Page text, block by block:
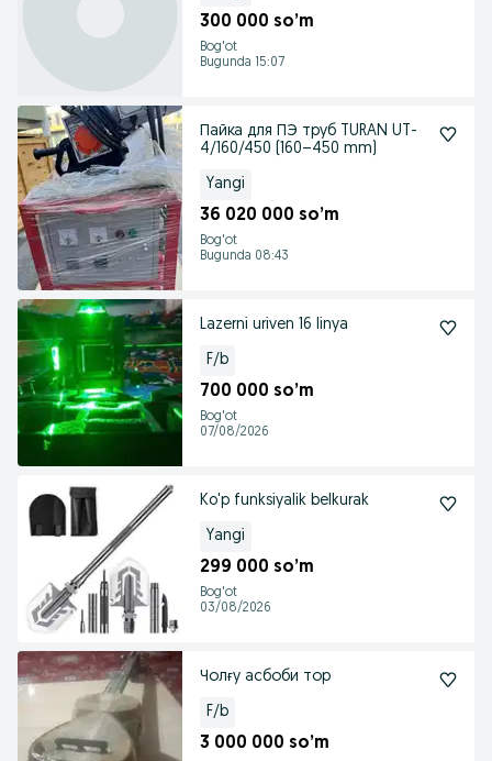
300 000 so’m
Bog'ot
Bugunda 15:07
Пайка для ПЭ труб TURAN UT-
4/160/450 (160–450 mm)
Yangi
36 020 000 so’m
Bog'ot
Bugunda 08:43
Lazerni uriven 16 linya
F/b
700 000 so’m
Bog'ot
07/08/2026
Ko'p funksiyalik belkurak
Yangi
299 000 so’m
Bog'ot
03/08/2026
Чолғу асбоби тор
F/b
3 000 000 so’m